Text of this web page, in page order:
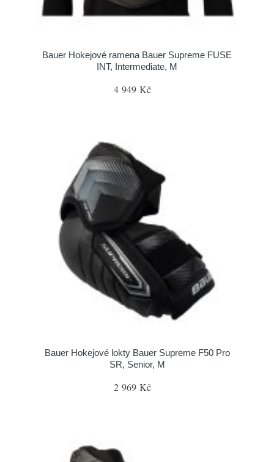
Bauer Hokejové ramena Bauer Supreme FUSE
INT, Intermediate, M
4 949 Kč
Bauer Hokejové lokty Bauer Supreme F50 Pro
SR, Senior, M
2 969 Kč